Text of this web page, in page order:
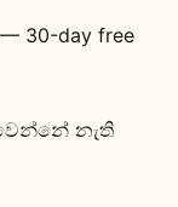
— 30-day free
නැති